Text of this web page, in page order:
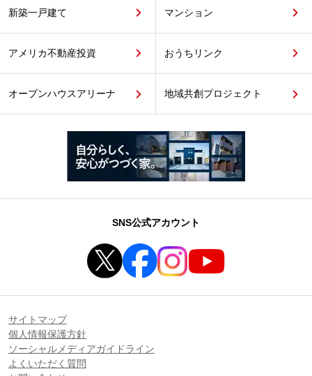
新築一戸建て マンション
アメリカ不動産投資 おうちリンク
オープンハウスアリーナ 地域共創プロジェクト
SNS公式アカウント
サイトマップ
個人情報保護方針
ソーシャルメディアガイドライン
よくいただく質問